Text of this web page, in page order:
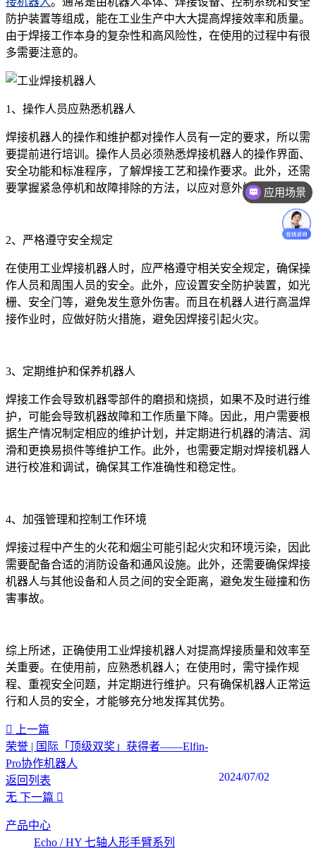
防护装置等组成，能在工业生产中大大提高焊接效率和质量。
由于焊接工作本身的复杂性和高风险性，在使用的过程中有很
多需要注意的。
1、操作人员应熟悉机器人
焊接机器人的操作和维护都对操作人员有一定的要求，所以需
要提前进行培训。操作人员必须熟悉焊接机器人的操作界面、
安全功能和标准程序，了解焊接工艺和操作要求。此外，还需
要掌握紧急停机和故障排除的方法，以应对意外情况的发生。
2、严格遵守安全规定
在使用工业焊接机器人时，应严格遵守相关安全规定，确保操
作人员和周围人员的安全。此外，应设置安全防护装置，如光
栅、安全门等，避免发生意外伤害。而且在机器人进行高温焊
接作业时，应做好防火措施，避免因焊接引起火灾。
3、定期维护和保养机器人
焊接工作会导致机器零部件的磨损和烧损，如果不及时进行维
护，可能会导致机器故障和工作质量下降。因此，用户需要根
据生产情况制定相应的维护计划，并定期进行机器的清洁、润
滑和更换易损件等维护工作。此外，也需要定期对焊接机器人
进行校准和调试，确保其工作准确性和稳定性。
4、加强管理和控制工作环境
焊接过程中产生的火花和烟尘可能引起火灾和环境污染，因此
需要配备合适的消防设备和通风设施。此外，还需要确保焊接
机器人与其他设备和人员之间的安全距离，避免发生碰撞和伤
害事故。
综上所述，正确使用工业焊接机器人对提高焊接质量和效率至
关重要。在使用前，应熟悉机器人；在使用时，需守操作规
程、重视安全问题，并定期进行维护。只有确保机器人正常运
行和人员的安全，才能够充分地发挥其优势。‍
上一篇
荣誉 | 国际「顶级双奖」获得者——Elfin-
Pro协作机器人
2024/07/02
返回列表
无 下一篇
产品中心
Echo / HY 七轴人形手臂系列
应用场景
价格咨询